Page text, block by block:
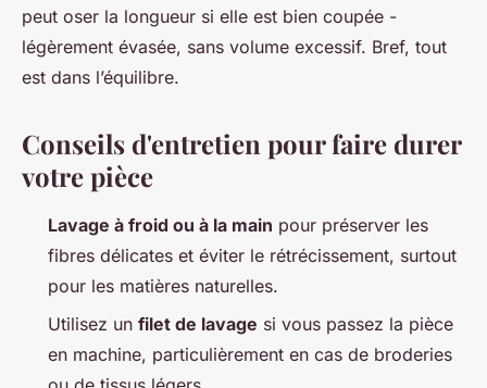
peut oser la longueur si elle est bien coupée -
légèrement évasée, sans volume excessif. Bref, tout
est dans l’équilibre.
Conseils d'entretien pour faire durer
votre pièce
Lavage à froid ou à la main pour préserver les
fibres délicates et éviter le rétrécissement, surtout
pour les matières naturelles.
Utilisez un filet de lavage si vous passez la pièce
en machine, particulièrement en cas de broderies